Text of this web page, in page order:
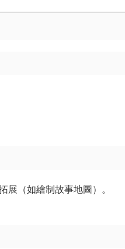
（如繪制故事地圖）。